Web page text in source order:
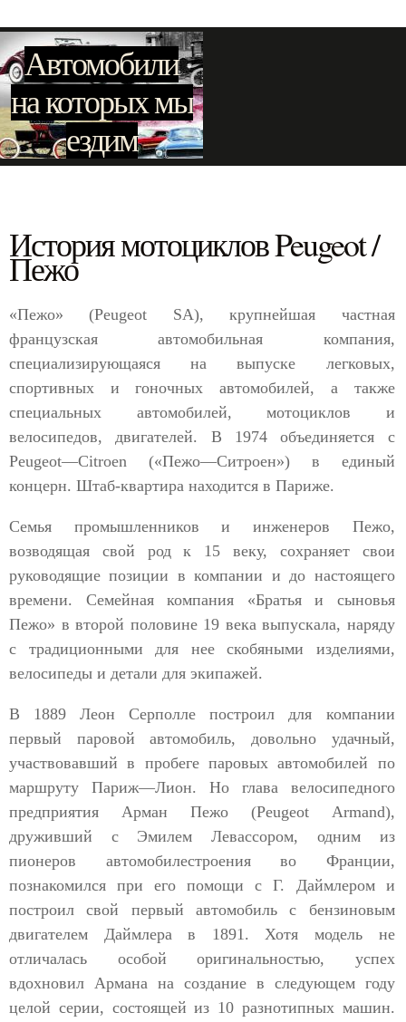
Автомобили
на которых мы
ездим
История мотоциклов Peugeot /
Пежо
«Пежо» (Peugeot SA), крупнейшая частная
французская автомобильная компания,
специализирующаяся на выпуске легковых,
спортивных и гоночных автомобилей, а также
специальных автомобилей, мотоциклов и
велосипедов, двигателей. В 1974 объединяется с
Peugeot—Citroen («Пежо—Ситроен») в единый
концерн. Штаб-квартира находится в Париже.
Семья промышленников и инженеров Пежо,
возводящая свой род к 15 веку, сохраняет свои
руководящие позиции в компании и до настоящего
времени. Семейная компания «Братья и сыновья
Пежо» в второй половине 19 века выпускала, наряду
с традиционными для нее скобяными изделиями,
велосипеды и детали для экипажей.
В 1889 Леон Серполле построил для компании
первый паровой автомобиль, довольно удачный,
участвовавший в пробеге паровых автомобилей по
маршруту Париж—Лион. Но глава велосипедного
предприятия Арман Пежо (Peugeot Armand),
друживший с Эмилем Левассором, одним из
пионеров автомобилестроения во Франции,
познакомился при его помощи с Г. Даймлером и
построил свой первый автомобиль с бензиновым
двигателем Даймлера в 1891. Хотя модель не
отличалась особой оригинальностью, успех
вдохновил Армана на создание в следующем году
целой серии, состоящей из 10 разнотипных машин.